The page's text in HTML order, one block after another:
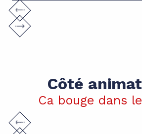
Côté
Ca bouge dans